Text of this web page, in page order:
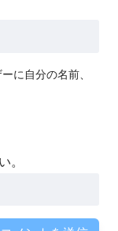
に自分の名前、
。